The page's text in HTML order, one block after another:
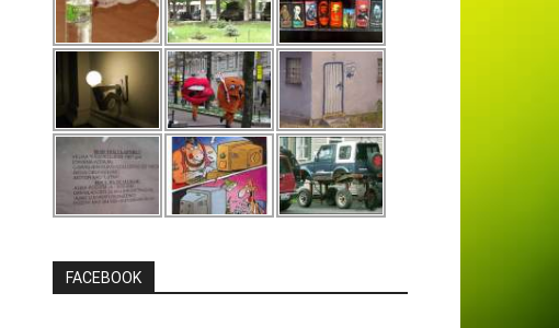
FACEBOOK